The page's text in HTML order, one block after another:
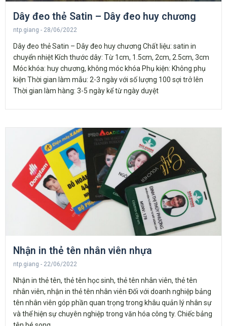
Dây đeo thẻ Satin – Dây đeo huy chương
ntp.giang 28/06/2022
Dây đeo thẻ Satin – Dây đeo huy chương Chất liệu: satin in
chuyển nhiệt Kích thước dây: Từ 1cm, 1.5cm, 2cm, 2.5cm, 3cm
Móc khóa: huy chương, không móc khóa Phụ kiện: Không phụ
kiện Thời gian làm mẫu: 2-3 ngày với số lượng 100 sợi trở lên
Thời gian làm hàng: 3-5 ngày kể từ ngày duyệt
Nhận in thẻ tên nhân viên nhựa
ntp.giang 22/06/2022
Nhận in thẻ tên, thẻ tên học sinh, thẻ tên nhân viên, thẻ tên
nhân viên, nhận in thẻ tên nhân viên Đối với doanh nghiệp bảng
tên nhân viên góp phần quan trọng trong khâu quản lý nhân sự
và thể hiện sự chuyên nghiệp trong văn hóa công ty. Chiếc bảng